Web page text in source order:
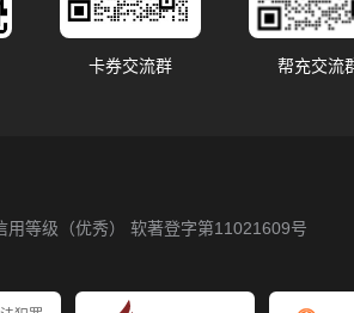
卡券交流群 帮充交流
等级（优秀）
软著登字第11021609号